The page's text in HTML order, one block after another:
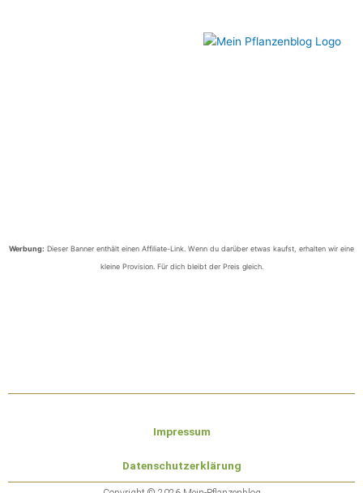
Werbung: Dieser Banner enthält einen Affiliate-Link. Wenn du darüber etwas kaufst, erhalten wir eine
kleine Provision. Für dich bleibt der Preis gleich.
Impressum
Datenschutzerklärung